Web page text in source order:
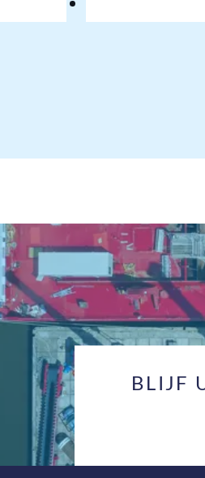
BLIJF